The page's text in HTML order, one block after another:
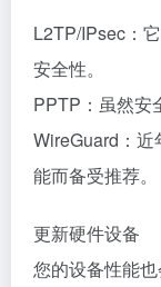
L2TP/IPsec：
安全性。
PPTP：虽然安
WireGuard：
能而备受推荐。
更新硬件设备
您的设备性能